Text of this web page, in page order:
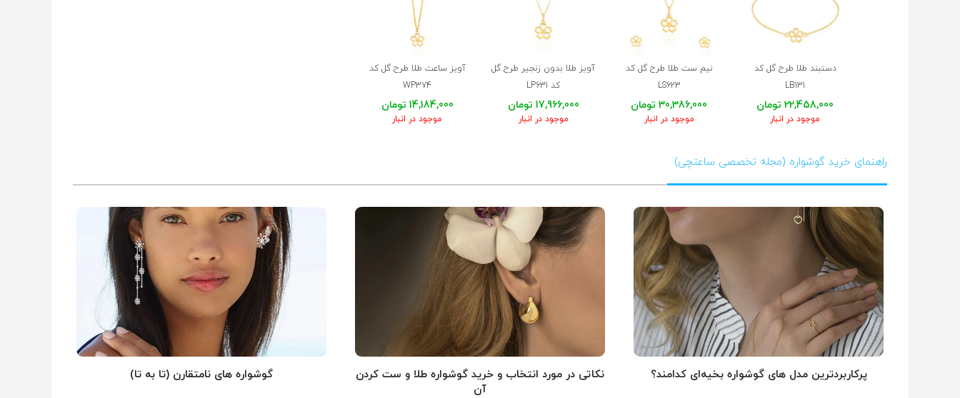
سفارشم رو با بسته بندی شیک و قشنگ وبا جعبه طلای محکمو قشنگ به من رسوندن ، ممنون از ساعتچی 🙏🌹
بسته بندی عالی و زیبا بود تنوع محصولات هم بی نظیر متشکر از شما
همه چیز عالی و خوب بود رضایت کامل داشتم از همه چیز ممنون و خسته نباشید
فاطمه 25 اردیبهشت 1403 ★ ★ ★ ★
بسیار عالی و زیبا بود . بسته بندی و جعبه بسیار خوشرنگ و شکیل داشت . ممنونم از طلای ساعتچی
مریم 9 شهریور 1402 ★ ★ ★ ★ ★
عالی
دستبند طلا طرح گل کد
LB131
22,458,000 تومان
موجود در انبار
نیم ست طلا طرح گل کد
LS623
30,386,000 تومان
موجود در انبار
آویز طلا بدون زنجیر طرح گل
کد LP631
17,966,000 تومان
موجود در انبار
آویز ساعت طلا طرح گل کد
WP374
14,184,000 تومان
موجود در انبار
راهنمای خرید گوشواره (مجله تخصصی ساعتچی)
پرکاربردترین مدل های گوشواره بخیه‌ای کدامند؟
نکاتی در مورد انتخاب و خرید گوشواره طلا و ست کردن
آن
گوشواره های نامتقارن (تا به تا)